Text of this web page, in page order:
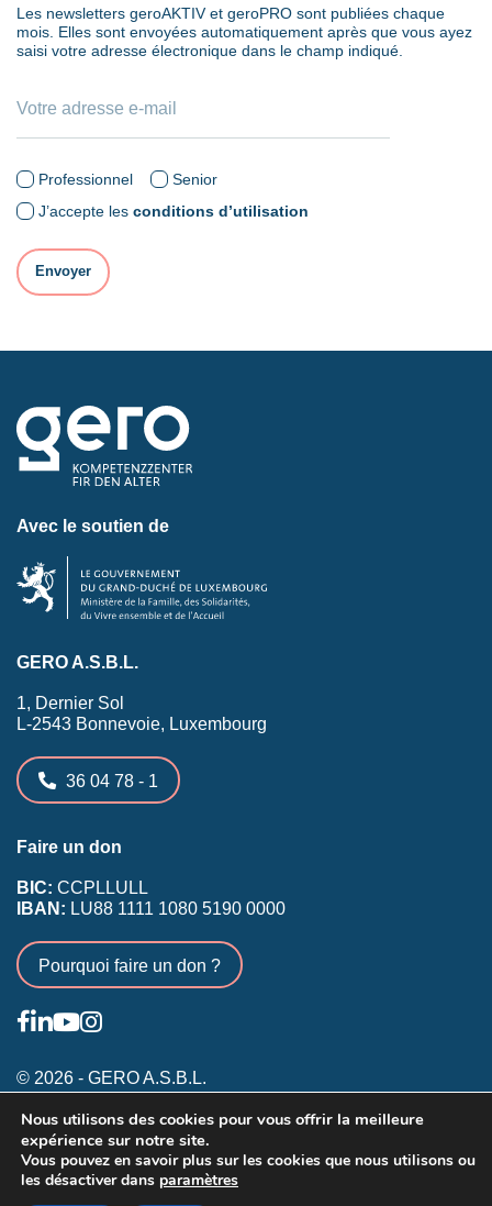
Les newsletters geroAKTIV et geroPRO sont publiées chaque
mois. Elles sont envoyées automatiquement après que vous ayez
saisi votre adresse électronique dans le champ indiqué.
Professionnel
Senior
J’accepte les conditions d’utilisation
Avec le soutien de
GERO A.S.B.L.
1, Dernier Sol
L-2543 Bonnevoie, Luxembourg
36 04 78 - 1
Faire un don
BIC: CCPLLULL
IBAN: LU88 1111 1080 5190 0000
Pourquoi faire un don ?
© 2026 - GERO A.S.B.L.
Conditions générales
Inscription membres existants
Annonceurs
Nous utilisons des cookies pour vous offrir la meilleure
expérience sur notre site.
Vous pouvez en savoir plus sur les cookies que nous utilisons ou
les désactiver dans paramètres